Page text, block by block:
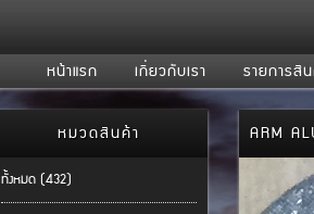
หน้าแรก เกี่ยวกับเรา รายการสิ
หมวดสินค้า
ทั้งหมด (432)
ARM